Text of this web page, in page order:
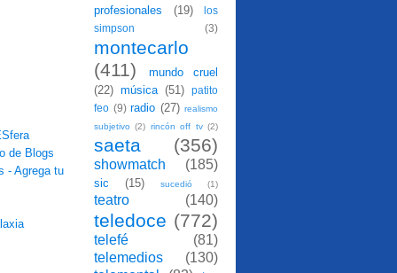
profesionales
(19)
los
simpson
(3)
montecarlo
(411)
mundo cruel
(22) música (51)
patito
feo (9) radio (27) realismo
subjetivo (2) rincón off tv (2)
saeta (356)
showmatch (185)
sic (15) sucedió (1)
teatro (140)
teledoce (772)
telefé
(81)
telemedios
(130)